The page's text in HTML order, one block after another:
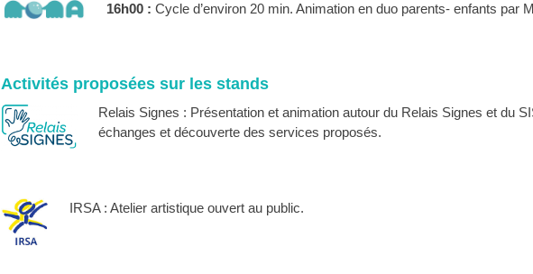
16h00 : Cycle d’environ 20 min. Animation en duo parents- enfants par
Activités proposées sur les stands
Relais Signes : Présentation et animation autour du Relais Signes et du
échanges et découverte des services proposés.
IRSA : Atelier artistique ouvert au public.